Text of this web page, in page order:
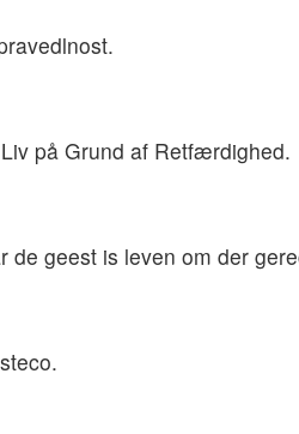
på Grund af Retfærdighed.
geest is leven om der